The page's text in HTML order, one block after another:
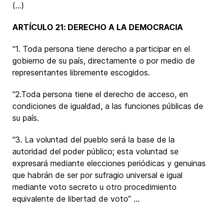
(...)
ARTÍCULO 21: DERECHO A LA DEMOCRACIA
“1. Toda persona tiene derecho a participar en el
gobierno de su país, directamente o por medio de
representantes libremente escogidos.
“2.Toda persona tiene el derecho de acceso, en
condiciones de igualdad, a las funciones públicas de
su país.
“3. La voluntad del pueblo será la base de la
autoridad del poder público; esta voluntad se
expresará mediante elecciones periódicas y genuinas
que habrán de ser por sufragio universal e igual
mediante voto secreto u otro procedimiento
equivalente de libertad de voto” ...